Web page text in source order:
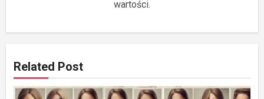
wartości.
Related Post